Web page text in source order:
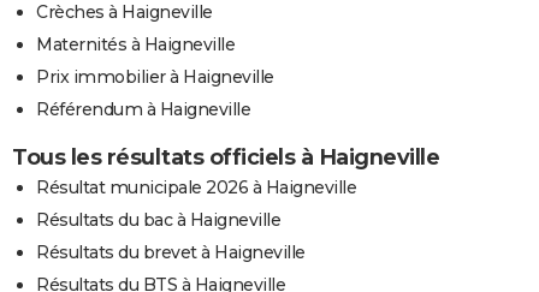
Crèches à Haigneville
Maternités à Haigneville
Prix immobilier à Haigneville
Référendum à Haigneville
Tous les résultats officiels à Haigneville
Résultat municipale 2026 à Haigneville
Résultats du bac à Haigneville
Résultats du brevet à Haigneville
Résultats du BTS à Haigneville